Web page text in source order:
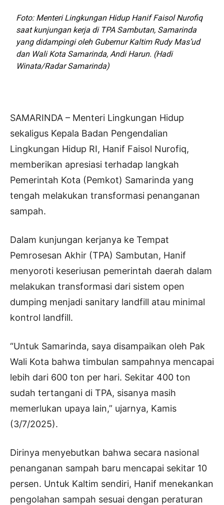
Foto: Menteri Lingkungan Hidup Hanif Faisol Nurofiq
saat kunjungan kerja di TPA Sambutan, Samarinda
yang didampingi oleh Gubernur Kaltim Rudy Mas’ud
dan Wali Kota Samarinda, Andi Harun. (Hadi
Winata/Radar Samarinda)
SAMARINDA – Menteri Lingkungan Hidup
sekaligus Kepala Badan Pengendalian
Lingkungan Hidup RI, Hanif Faisol Nurofiq,
memberikan apresiasi terhadap langkah
Pemerintah Kota (Pemkot) Samarinda yang
tengah melakukan transformasi penanganan
sampah.
Dalam kunjungan kerjanya ke Tempat
Pemrosesan Akhir (TPA) Sambutan, Hanif
menyoroti keseriusan pemerintah daerah dalam
melakukan transformasi dari sistem open
dumping menjadi sanitary landfill atau minimal
kontrol landfill.
“Untuk Samarinda, saya disampaikan oleh Pak
Wali Kota bahwa timbulan sampahnya mencapai
lebih dari 600 ton per hari. Sekitar 400 ton
sudah tertangani di TPA, sisanya masih
memerlukan upaya lain,” ujarnya, Kamis
(3/7/2025).
Dirinya menyebutkan bahwa secara nasional
penanganan sampah baru mencapai sekitar 10
persen. Untuk Kaltim sendiri, Hanif menekankan
pengolahan sampah sesuai dengan peraturan